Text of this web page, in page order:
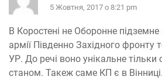
5 Жовтня, 2017 о 8:21 pm
В Коростені не Оборонне
армії Південно Західного фронту
УР. До речі воно унікальне
станом. Такеж саме КП є в Вінниці.